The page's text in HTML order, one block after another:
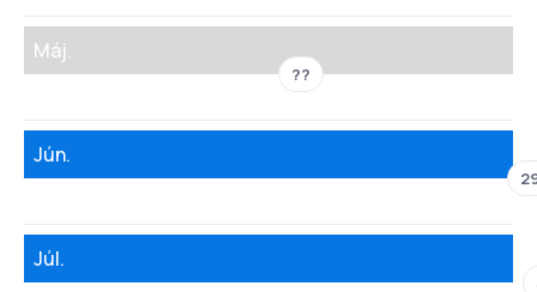
Máj.
??
Jún.
Júl.